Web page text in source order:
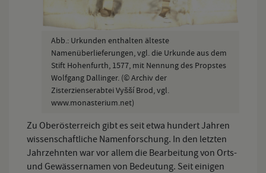
Abb.: Urkunden enthalten älteste
Namenüberlieferungen, vgl. die Urkunde aus dem
Stift Hohenfurth, 1577, mit Nennung des Propstes
Wolfgang Dallinger. (© Archiv der
Zisterzienserabtei Vyšší Brod, vgl.
www.monasterium.net)
Zu Oberösterreich gibt es seit etwa hundert Jahren
wissenschaftliche Namenforschung. In den letzten
Jahrzehnten war vor allem die Bearbeitung von Orts-
und Gewässernamen von Bedeutung. Seit einigen